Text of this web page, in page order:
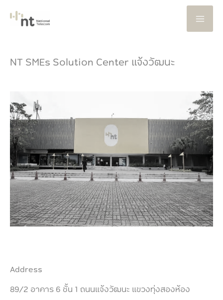
Skip
NT SMEs Solution Center แจ้งวัฒนะ
Address
89/2 อาคาร 6 ชั้น 1 ถนนแจ้งวัฒนะ แขวงทุ่งสองห้อง